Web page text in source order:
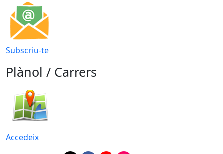
Subscriu-te
Plànol / Carrers
Accedeix